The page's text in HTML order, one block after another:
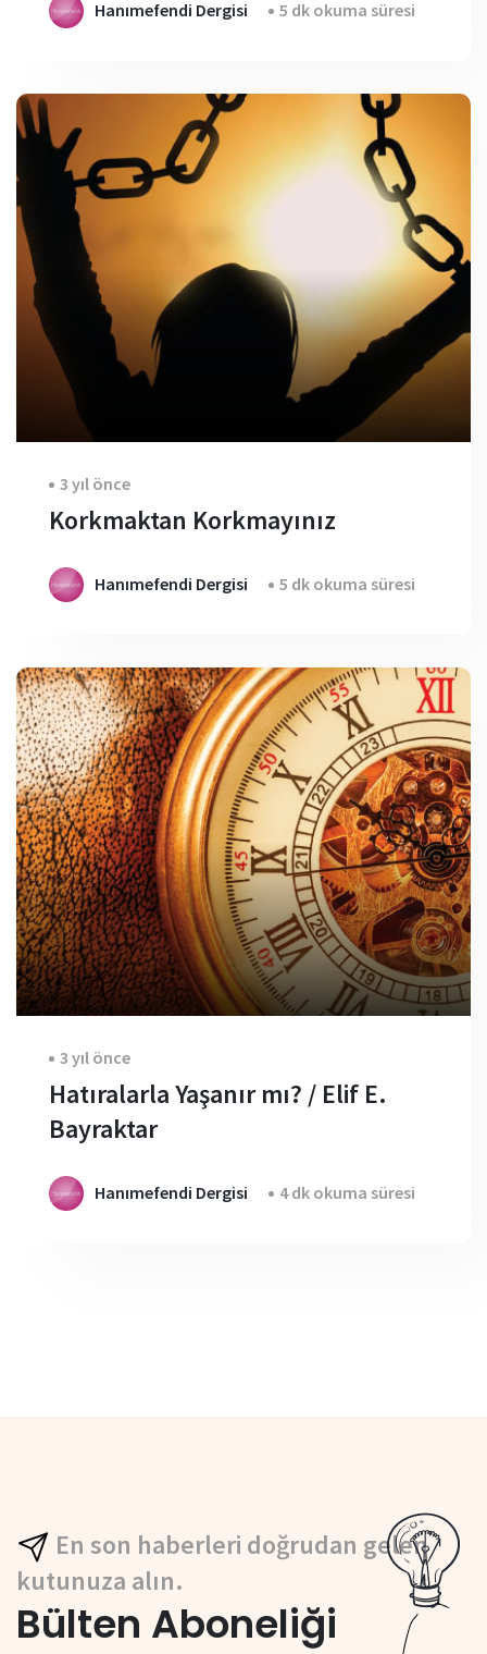
Hanımefendi Dergisi 5 dk okuma süresi
3 yıl önce
Korkmaktan Korkmayınız
Hanımefendi Dergisi 5 dk okuma süresi
3 yıl önce
Hatıralarla Yaşanır mı? / Elif E.
Bayraktar
Hanımefendi Dergisi 4 dk okuma süresi
En son haberleri doğrudan gelen
kutunuza alın.
Bülten Aboneliği